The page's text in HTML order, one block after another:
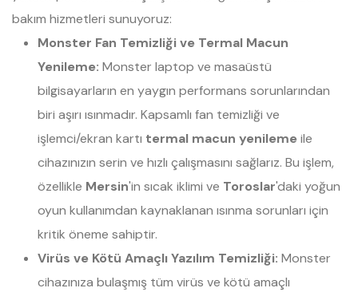
bakım hizmetleri sunuyoruz:
Monster Fan Temizliği ve Termal Macun
Yenileme: Monster laptop ve masaüstü
bilgisayarların en yaygın performans sorunlarından
biri aşırı ısınmadır. Kapsamlı fan temizliği ve
işlemci/ekran kartı termal macun yenileme ile
cihazınızın serin ve hızlı çalışmasını sağlarız. Bu işlem,
özellikle Mersin'in sıcak iklimi ve Toroslar'daki yoğun
oyun kullanımdan kaynaklanan ısınma sorunları için
kritik öneme sahiptir.
Virüs ve Kötü Amaçlı Yazılım Temizliği: Monster
cihazınıza bulaşmış tüm virüs ve kötü amaçlı